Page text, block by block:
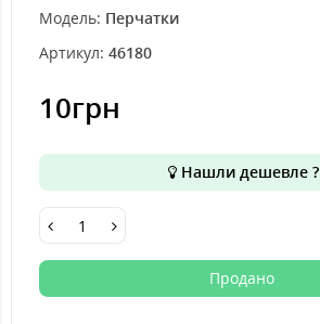
Модель: Перчатки
Артикул: 46180
10грн
Нашли дешевле ?
Продано